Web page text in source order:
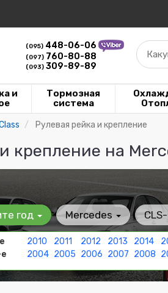
(095) 448-06-06
(097) 760-80-88
(093) 309-89-89
и
Тормозная
система
Рулевая рейка и крепление
крепление на
год
2010 2011 2012 2013 2014
2004 2005 2006 2007 2008
Mercedes